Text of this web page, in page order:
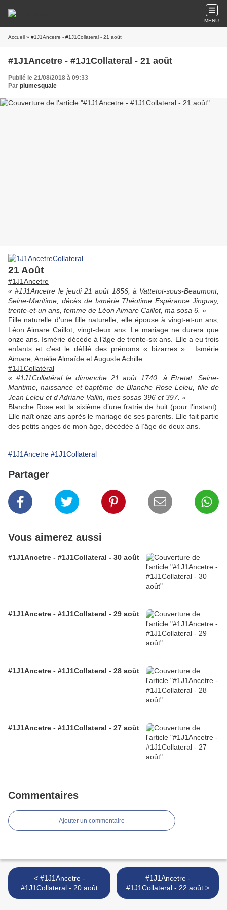
MENU
Accueil » #1J1Ancetre - #1J1Collateral - 21 août
#1J1Ancetre - #1J1Collateral - 21 août
Publié le 21/08/2018 à 09:33
Par plumesquale
21 Août
#1J1Ancetre
« #1J1Ancetre le jeudi 21 août 1856, à Vattetot-sous-Beaumont,
Seine-Maritime, décès de Ismérie Théotime Espérance Jinguay,
trente-et-un ans, femme de Léon Aimare Caillot, ma sosa 6. »
Fille naturelle d’une fille naturelle, elle épouse à vingt-et-un ans,
Léon Aimare Caillot, vingt-deux ans. Le mariage ne durera que
onze ans. Ismérie décède à l’âge de trente-six ans. Elle a eu trois
enfants et c’est le défilé des prénoms « bizarres » : Ismérie
Aimare, Amélie Almaïde et Auguste Achille.
#1J1Collatéral
« #1J1Collatéral le dimanche 21 août 1740, à Etretat, Seine-
Maritime, naissance et baptême de Blanche Rose Leleu, fille de
Jean Leleu et d’Adriane Vallin, mes sosas 396 et 397. »
Blanche Rose est la sixième d’une fratrie de huit (pour l’instant).
Elle naît onze ans après le mariage de ses parents. Elle fait partie
des petits anges de mon âge, décédée à l’âge de deux ans.
#1J1Ancetre #1J1Collateral
Partager
Vous aimerez aussi
#1J1Ancetre - #1J1Collateral - 30 août
#1J1Ancetre - #1J1Collateral - 29 août
#1J1Ancetre - #1J1Collateral - 28 août
#1J1Ancetre - #1J1Collateral - 27 août
Commentaires
Ajouter un commentaire
< #1J1Ancetre -
#1J1Collateral - 20 août
#1J1Ancetre -
#1J1Collateral - 22 août >